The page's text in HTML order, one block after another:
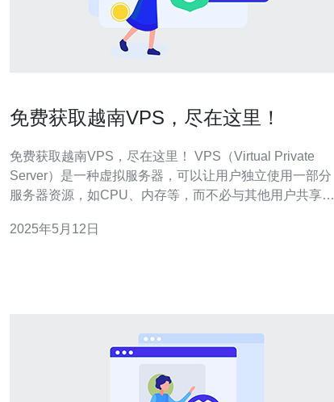
免费获取越南VPS，尽在这里！
免费获取越南VPS，尽在这里！ VPS（Virtual Private
Server）是一种虚拟服务器，可以让用户独立使用一部分
服务器资源，如CPU、内存等，而不必与其他用户共享。
的用户。 越南VPS在亚洲地区拥有良好的网络连接速度和
2025年5月12日